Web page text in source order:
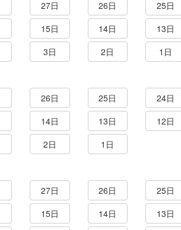
27日 26日 25日
15日 14日 13日
3日 2日 1日
26日 25日 24日
14日 13日 12日
2日 1日
27日 26日 25日
15日 14日 13日